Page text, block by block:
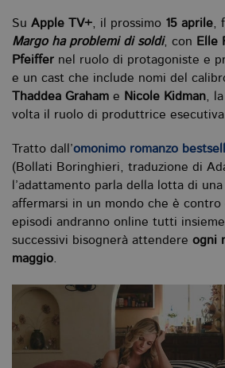
Su Apple TV+, il prossimo 15 aprile,
Margo ha problemi di soldi, con Elle
Pfeiffer nel ruolo di protagoniste e
e un cast che include nomi del
Thaddea Graham e Nicole Kidman,
volta il ruolo di produttrice
Tratto dall’omonimo romanzo
(Bollati Boringhieri, traduzione di
l’adattamento parla della lotta di una
affermarsi in un mondo che è
episodi andranno online tutti
successivi bisognerà attendere ogni
maggio.